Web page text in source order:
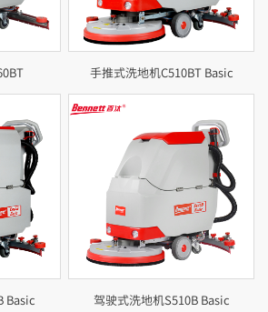
手推式洗地机C510BT Basic
Basic 驾驶式洗地机S510B Basic